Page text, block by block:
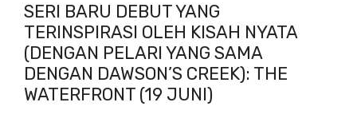
SERI BARU DEBUT YANG
TERINSPIRASI OLEH KISAH NYATA
(DENGAN PELARI YANG SAMA
DENGAN DAWSON’S CREEK): THE
WATERFRONT (19 JUNI)